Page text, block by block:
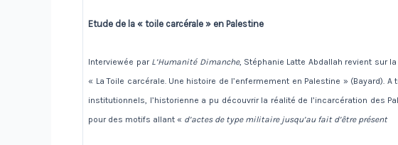
Etude de la « toile carcérale » en Palestine
Interviewée par L’Humanité Dimanche, Stéphanie Latte Abdallah revient sur
« La Toile carcérale. Une histoire de l’enfermement en Palestine » (Bayard).
institutionnels, l’historienne a pu découvrir la réalité de l’incarcération des
pour des motifs allant « d’actes de type militaire jusqu’au fait d’être présent